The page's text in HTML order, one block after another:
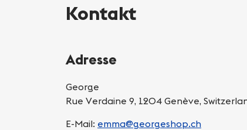
Kontakt
Adresse
George
Rue Verdaine 9, 1204 Genève,
E-Mail: emma@georgeshop.ch